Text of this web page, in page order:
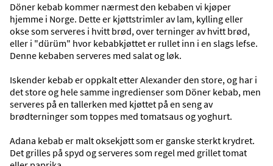
Döner kebab kommer nærmest den kebaben vi kjøper
hjemme i Norge. Dette er kjøttstrimler av lam, kylling eller
okse som serveres i hvitt brød, over terninger av hvitt brød,
eller i "dürüm" hvor kebabkjøttet er rullet inn i en slags lefse.
Denne kebaben serveres med salat og løk.
Iskender kebab er oppkalt etter Alexander den store, og har i
det store og hele samme ingredienser som Döner kebab, men
serveres på en tallerken med kjøttet på en seng av
brødterninger som toppes med tomatsaus og yoghurt.
Adana kebab er malt oksekjøtt som er ganske sterkt krydret.
Det grilles på spyd og serveres som regel med grillet tomat